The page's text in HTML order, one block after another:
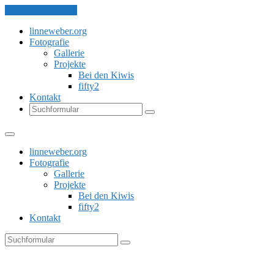
linneweber.org
Fotografie
Gallerie
Projekte
Bei den Kiwis
fifty2
Kontakt
Search
linneweber.org
Fotografie
Gallerie
Projekte
Bei den Kiwis
fifty2
Kontakt
Search